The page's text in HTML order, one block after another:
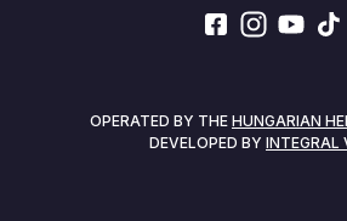
SOCIALS
OPERATED BY THE HUNGARIAN
DEVELOPED BY INTEGRAL